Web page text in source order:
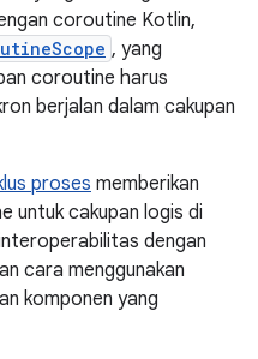
coroutine Kotlin,
, yang
coroutine harus
berjalan dalam cakupan
proses memberikan
untuk cakupan logis di
dengan
cara menggunakan
komponen yang